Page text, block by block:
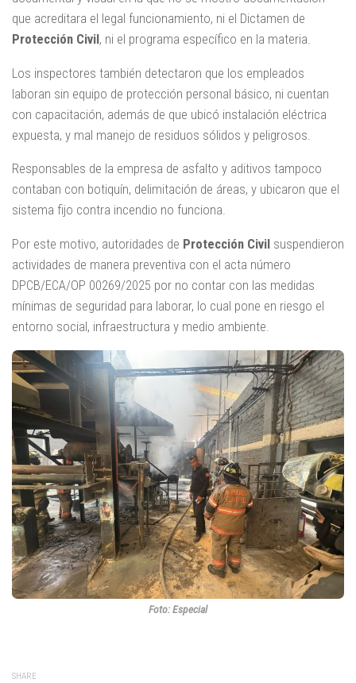
que acreditara el legal funcionamiento, ni el Dictamen de
Protección Civil, ni el programa específico en la materia.
Los inspectores también detectaron que los empleados
laboran sin equipo de protección personal básico, ni cuentan
con capacitación, además de que ubicó instalación eléctrica
expuesta, y mal manejo de residuos sólidos y peligrosos.
Responsables de la empresa de asfalto y aditivos tampoco
contaban con botiquín, delimitación de áreas, y ubicaron que el
sistema fijo contra incendio no funciona.
Por este motivo, autoridades de Protección Civil suspendieron
actividades de manera preventiva con el acta número
DPCB/ECA/OP 00269/2025 por no contar con las medidas
mínimas de seguridad para laborar, lo cual pone en riesgo el
entorno social, infraestructura y medio ambiente.
Foto: Especial
SHARE